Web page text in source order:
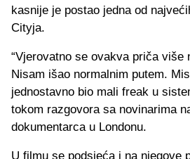
kasnije je postao jedna od
Cityja.
“Vjerovatno se ovakva priča više
Nisam išao normalnim putem.
jednostavno bio mali freak u
tokom razgovora sa novinarima
dokumentarca u Londonu.
U filmu se podsjeća i na njegove